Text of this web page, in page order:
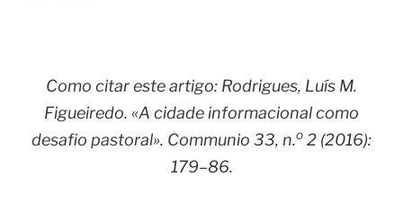
Como citar este artigo: Rodrigues, Luís M.
Figueiredo. «A cidade informacional como
desafio pastoral». Communio 33, n.o 2 (2016):
179–86.